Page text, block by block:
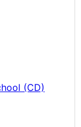
(CD)